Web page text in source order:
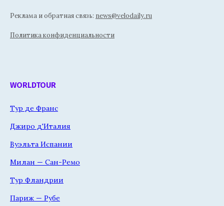
Реклама и обратная связь: news@velodaily.ru
Политика конфиденциальности
WORLDTOUR
Тур де Франс
Джиро д'Италия
Вуэльта Испании
Милан — Сан-Ремо
Тур Фландрии
Париж — Рубе